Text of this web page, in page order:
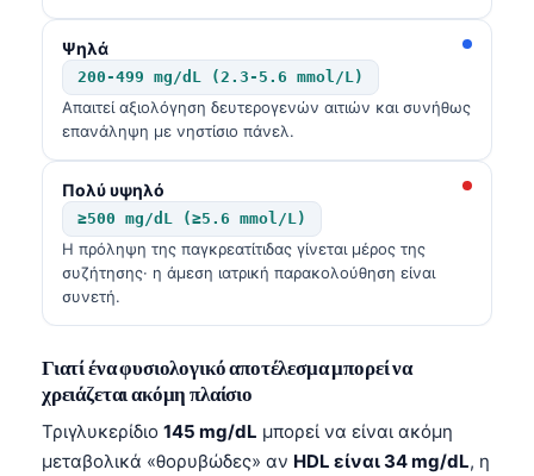
Ψηλά
200-499 mg/dL (2.3-5.6 mmol/L)
Απαιτεί αξιολόγηση δευτερογενών αιτιών και συνήθως
επανάληψη με νηστίσιo πάνελ.
Πολύ υψηλό
≥500 mg/dL (≥5.6 mmol/L)
Η πρόληψη της παγκρεατίτιδας γίνεται μέρος της
συζήτησης· η άμεση ιατρική παρακολούθηση είναι
συνετή.
Γιατί ένα φυσιολογικό αποτέλεσμα μπορεί να
χρειάζεται ακόμη πλαίσιο
Τριγλυκερίδιο 145 mg/dL μπορεί να είναι ακόμη
μεταβολικά «θορυβώδες» αν HDL είναι 34 mg/dL, η